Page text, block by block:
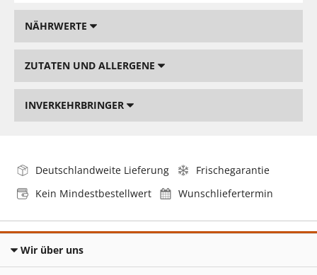
NÄHRWERTE
ZUTATEN UND ALLERGENE
INVERKEHRBRINGER
Deutschlandweite Lieferung
Frischegarantie
Kein Mindestbestellwert
Wunschliefertermin
Wir über uns